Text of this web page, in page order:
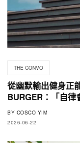
THE CONVO
從幽默輸出健身正
BURGER：「自律
BY COSCO YIM
2026-06-22